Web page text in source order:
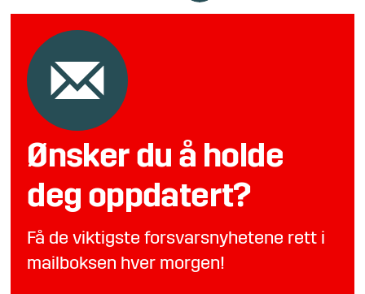
Ønsker du å holde
deg oppdatert?
Få de viktigste forsvarsnyhetene rett i
mailboksen hver morgen!